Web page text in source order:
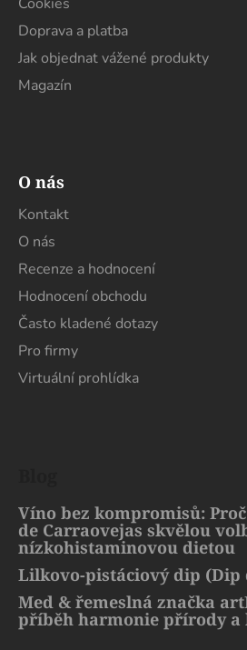
Doprava a platba
Jak objednat vážené produkty
Magazín
O nás
Kontakt
O nás
Recenze a hodnocení
Hodnocení obchodu
Často kladené dotazy
Pro firmy
Virtuální prohlídka
Víno bez kompromisů:
de Carraovejas skvělou
nízkohistaminovou dietou
Lilkovo-pistáciový dip (Dip
Med & řemeslná značka
příběh harmonie přírody a